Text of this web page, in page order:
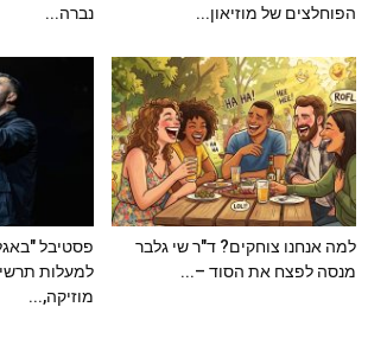
הפוחלצים של מוזיאון...
נברה...
למה אנחנו צוחקים? ד"ר שי גלבר
מנסה לפצח את הסוד –...
פסטיבל
למעלות
מוזיקה,...